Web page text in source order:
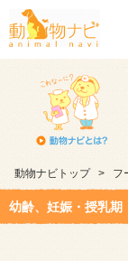
動物ナビトップ > フ
幼齢、妊娠・授乳期